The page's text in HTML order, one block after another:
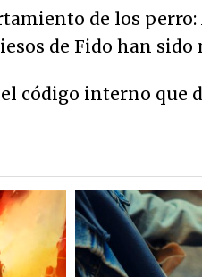
de los perro:
de Fido han sido
código interno que